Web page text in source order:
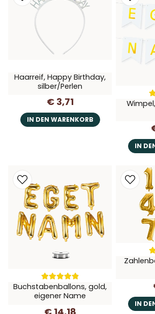
Haarreif, Happy Birthday,
silber/Perlen
€ 3,71
IN DEN WARENKORB
IN
Buchstabenballons, gold,
eigener Name
IN